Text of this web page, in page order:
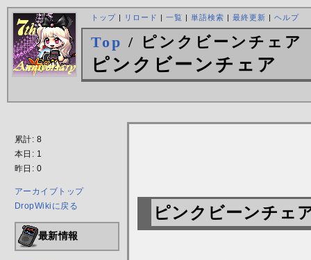
トップ| リロード | 一覧 | 単語検索 | 最終更新 | ヘルプ
Top / ピンクビーンチェア
ピンクビーンチェア
累計: 8
本日: 1
昨日: 0
アーカイブトップ
DropWikiに戻る
最新情報
ピンクビーンチェ